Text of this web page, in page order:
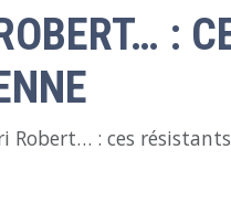
:
Robert… : ces